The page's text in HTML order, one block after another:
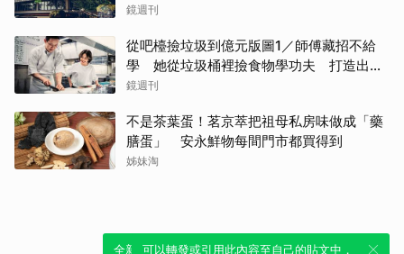
瀕臨破產
鏡週刊
從吧檯撿垃圾到億元版圖1／師傅藏招不給
學 她從垃圾桶裡撿食物學功夫 打造出最
難訂的餐廳
鏡週刊
不是茶葉蛋！茗京萃把祖母私房味做成「藥
膳蛋」 安永鮮物每間門市都買得到
姊妹淘
全新體驗！一鍵引用此內容，透過發布貼
可以轉發或引用此內容至自己的貼文中，